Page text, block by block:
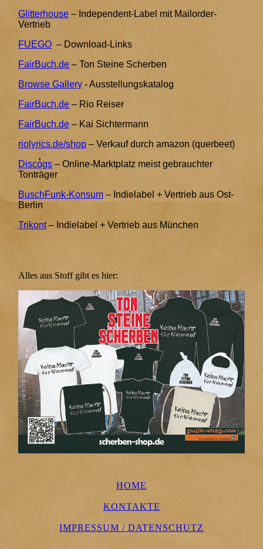
Glitterhouse – Independent-Label mit Mailorder-
Vertrieb
FUEGO – Download-Links
FairBuch.de – Ton Steine Scherben
Browse Gallery - Ausstellungskatalog
FairBuch.de – Rio Reiser
FairBuch.de – Kai Sichtermann
riolyrics.de/shop – Verkauf durch amazon (querbeet)
Discogs – Online-Marktplatz meist gebrauchter
Tonträger
BuschFunk-Konsum – Indielabel + Vertrieb aus Ost-
Berlin
Trikont– Indielabel + Vertrieb aus München
Alles aus Stoff gibt es hier:
HOME
KONTAKTE
IMPRESSUM / DATENSCHUTZ